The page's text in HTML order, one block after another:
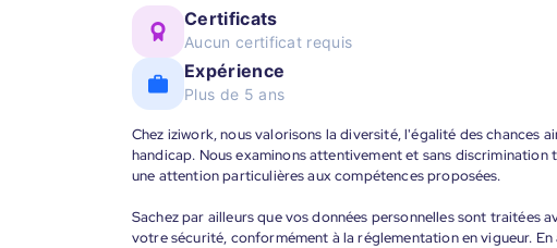
Certificats
Aucun certificat requis
Expérience
Plus de 5 ans
Chez iziwork, nous valorisons la diversité, l'égalité des chances
handicap. Nous examinons attentivement et sans
une attention particulières aux compétences proposées.
Sachez par ailleurs que vos données personnelles sont traitées
votre sécurité, conformément à la réglementation en vigueur.